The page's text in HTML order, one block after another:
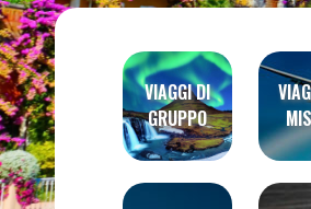
VIAGGI DI
GRUPPO